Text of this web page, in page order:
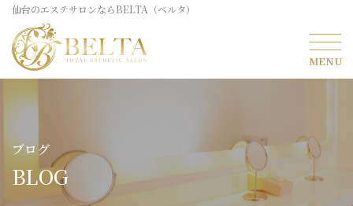
仙台のエステサロンならBELTA（ベルタ）
ブログ
BLOG